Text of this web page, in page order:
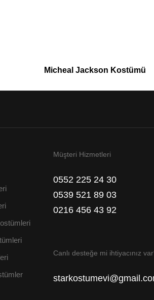
Micheal Jackson Kostümü
Müşteri Hizmetleri
0552 225 24 30
0539 521 89 03
0216 456 43 92
Canlı desteğe mi ihtiyacınız